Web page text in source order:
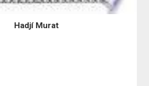
Hadjí Murat